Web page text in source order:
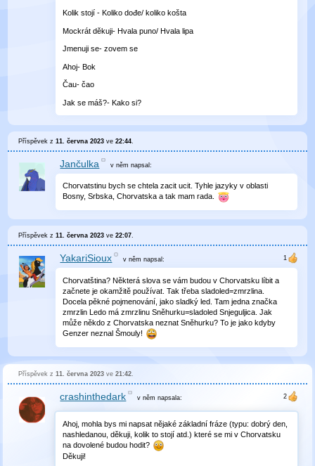
Kolik stojí - Koliko dođe/ koliko košta
Mockrát děkuji- Hvala puno/ Hvala lipa
Jmenuji se- zovem se
Ahoj- Bok
Čau- čao
Jak se máš?- Kako si?
Příspěvek z11. června 2023 ve22:44
Jančulka v němnapsal:
Chorvatstinu bych se chtela zacit ucit. Tyhle jazyky v oblasti
Bosny, Srbska, Chorvatska a tak mam rada.
Příspěvek z11. června 2023 ve22:07.
YakariSioux v němnapsal:
Chorvatština? Některá slova se vám budou v Chorvatsku líbit a
začnete je okamžitě používat. Tak třeba sladoled=zmrzlina.
Docela pěkné pojmenování, jako sladký led. Tam jedna značka
zmrzlin Ledo má zmrzlinu Sněhurku=sladoled Snjeguljica. Jak
může někdo z Chorvatska neznat Sněhurku? To je jako kdyby
Genzer neznal Šmouly!
Příspěvek z11. června 2023 ve21:42.
crashinthedark v němnapsala:
Ahoj, mohla bys mi napsat nějaké základní fráze (typu: dobrý den,
nashledanou, děkuji, kolik to stojí atd.) které se mi v Chorvatsku
na dovolené budou hodit?
Děkuji!